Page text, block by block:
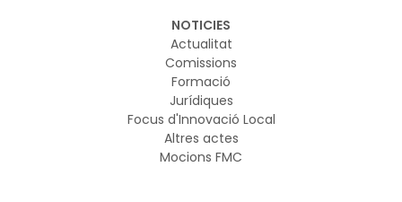
NOTICIES
Actualitat
Comissions
Formació
Jurídiques
Focus d'Innovació Local
Altres actes
Mocions FMC